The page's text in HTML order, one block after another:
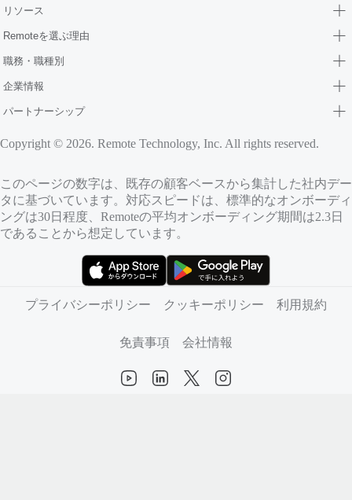
リソース
Remoteを選ぶ理由
職務・職種別
企業情報
パートナーシップ
Copyright © 2026. Remote Technology, Inc. All rights reserved.
このページの数字は、既存の顧客ベースから集計した社内デー
タに基づいています。対応スピードは、標準的なオンボーディ
ングは30日程度、Remoteの平均オンボーディング期間は2.3日
であることから想定しています。
プライバシーポリシー
クッキーポリシー 利用規約
免責事項 会社情報